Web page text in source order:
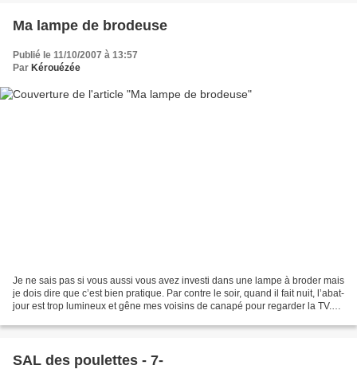
Ma lampe de brodeuse
Publié le 11/10/2007 à 13:57
Par Kérouézée
Je ne sais pas si vous aussi vous avez investi dans une lampe à broder mais
je dois dire que c’est bien pratique. Par contre le soir, quand il fait nuit, l’abat-
jour est trop lumineux et gêne mes voisins de canapé pour regarder la TV.
SAL des poulettes - 7-